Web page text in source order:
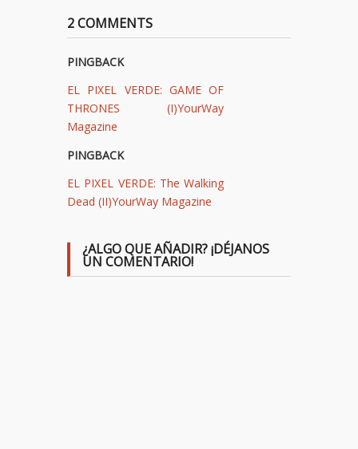
2 COMMENTS
PINGBACK
EL PIXEL VERDE: GAME OF
THRONES (I)YourWay
Magazine
PINGBACK
EL PIXEL VERDE: The Walking
Dead (II)YourWay Magazine
¿ALGO QUE AÑADIR? ¡DÉJANOS
UN COMENTARIO!